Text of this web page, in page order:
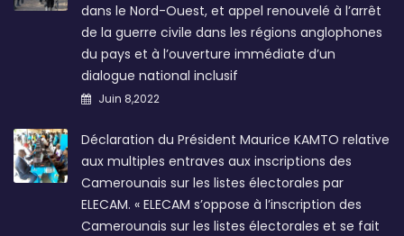
dans le Nord-Ouest, et appel renouvelé à l’arrêt
de la guerre civile dans les régions anglophones
du pays et à l’ouverture immédiate d’un
dialogue national inclusif
Juin 8,2022
Déclaration du Président Maurice KAMTO relative
aux multiples entraves aux inscriptions des
Camerounais sur les listes électorales par
ELECAM. « ELECAM s’oppose à l’inscription des
Camerounais sur les listes électorales et se fait